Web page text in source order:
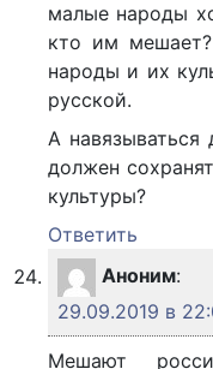
малые народы
кто им
народы и их
русской.
А
должен
культуры?
Ответить
Аноним:
29.09.2019 в
Мешают